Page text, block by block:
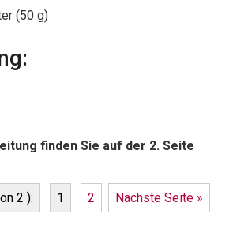
(50 g)
finden Sie auf der 2. Seite
2 ): 1 2 Nächste Seite »